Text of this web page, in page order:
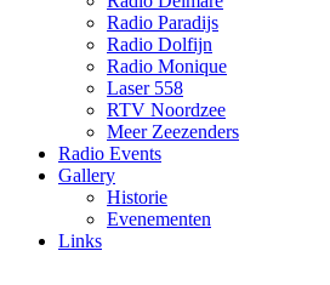
Radio Paradijs
Radio Dolfijn
Radio Monique
Laser 558
RTV Noordzee
Meer Zeezenders
Radio Events
Gallery
Historie
Evenementen
Links